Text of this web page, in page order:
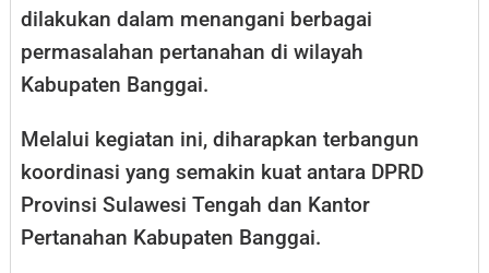
dilakukan dalam menangani berbagai
permasalahan pertanahan di wilayah
Kabupaten Banggai.
Melalui kegiatan ini, diharapkan terbangun
koordinasi yang semakin kuat antara DPRD
Provinsi Sulawesi Tengah dan Kantor
Pertanahan Kabupaten Banggai.